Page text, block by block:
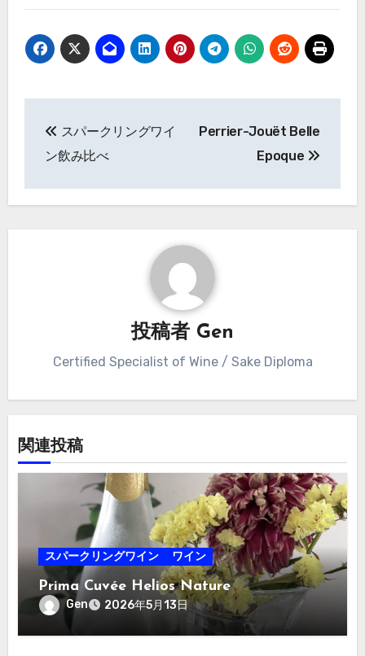
稿
ビ
スパークリングワイ
ン飲み比べ
Perrier-Jouët Belle
Epoque
投稿者 Gen
Certified Specialist of Wine / Sake Diploma
関連投稿
スパークリングワイン ワイン
Prima Cuvée Helios Nature
Gen 2026年5月13日